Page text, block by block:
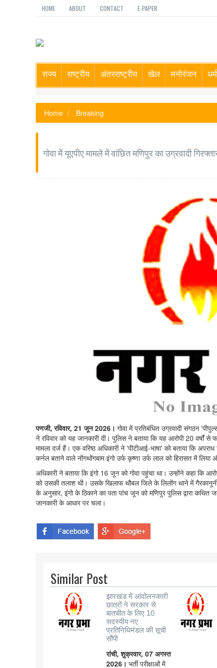
HOME ABOUT CONTACT E-PAPER
राज्य राष्ट्रीय अंतरराष्ट्रीय खेल मनोरंजन धर्म
Home Breaking
गोवा में यूएपीए मामले में वांछित मणिपुर का उग्रवादी
पणजी, रविवार, 21 जून 2026। गोवा में प्रतिबंधित उग्रवादी संगठन
ने रविवार को यह जानकारी दी। पुलिस ने बताया कि यह आरोपी 20 वर्षों
मामला दर्ज हैं। एक वरिष्ठ अधिकारी ने 'पीटीआई-भाषा' को बताया कि
कर्नल बताने वाले नोंगथोंगबाम इंगो उर्फ कृष्णा उर्फ लाल को हिरासत में
अधिकारी ने बताया कि इंगो 16 जून को गोवा पहुंचा था। उन्होंने कहा कि
को उसकी तलाश थी। उसके खिलाफ थौबल जिले के लिलोंग थाने में
के अनुसार, इंगो के ठिकाने का पता पांच जून को मणिपुर पुलिस द्वारा कथित
जानकारी के आधार पर चला।
Similar Post
झारखंड में आंदोलनकारी
छात्रों ने सरकार से
बातचीत के लिए 10
सदस्यीय नए
प्रतिनिधिमंडल की सूची
सौंपी
रांची, शुक्रवार, 07 अगस्त
2026। भर्ती परीक्षाओं में